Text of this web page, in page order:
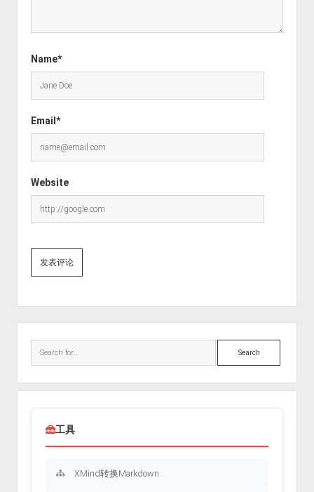
Name*
Email*
Website
Search
工具
XMind转换Markdown